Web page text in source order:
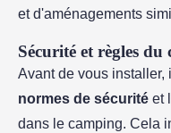
et d'aménagements
Sécurité et règles du
Avant de vous installer,
normes de sécurité et
dans le camping. Cela